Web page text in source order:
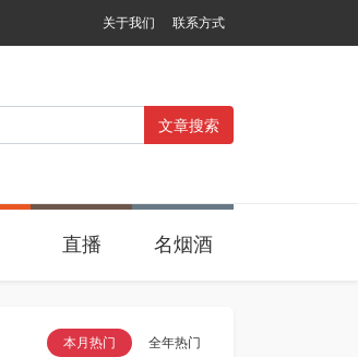
关于我们 联系方式
文章搜索
直播 名烟酒
本月热门 全年热门